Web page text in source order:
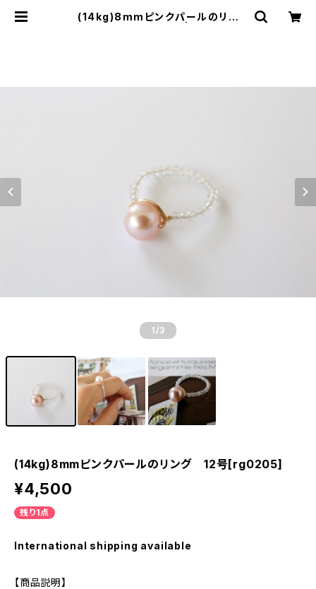
(14kg)8mmピンクパールのリン
1 /3
(14kg)8mmピンクパールのリング 12号[rg0205]
¥4,500
残り1点
International shipping available
【商品説明】